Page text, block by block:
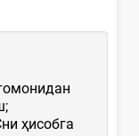
ҳисобга